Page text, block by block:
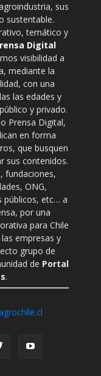
sus
sustentable.
temático y
Digital
visibilidad a
mediante la
con una
las edades y
y privado.
Prensa Digital,
en forma
que busquen
sus contenidos.
fundaciones,
ONG,
públicos, etc… a
por una
para Chile
empresas y
grupo de
de Portal
.